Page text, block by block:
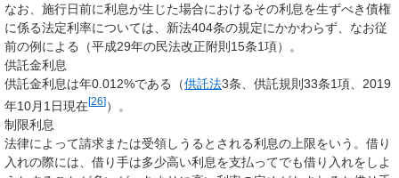
なお、施行日前に利息が生じた場合におけるその利息を生ずべき債権
に係る法定利率については、新法404条の規定にかかわらず、なお従
前の例による（平成29年の民法改正附則15条1項）。
供託金利息
供託金利息は年0.012%である（供託法3条、供託規則33条1項、2019
年10月1日現在[26] ）。
制限利息
法律によって請求または受領しうるとされる利息の上限をいう。借り
入れの際には、借り手は多少高い利息を支払ってでも借り入れをしよ